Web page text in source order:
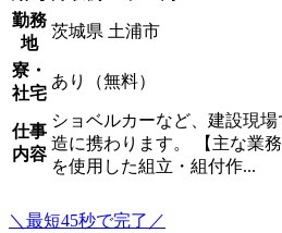
勤務
地
茨城県 土浦市
寮・
社宅
あり（無料）
仕事
内容
ショベルカーなど、建設現
造に携わります。 【主な業
を使用した組立・組付作...
＼最短45秒で完了／